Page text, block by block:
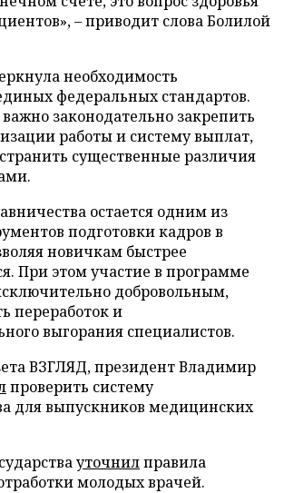
– приводит слова Болилой
необходимость
федеральных стандартов.
законодательно закрепить
работы и систему выплат,
существенные различия
остается одним из
подготовки кадров в
новичкам быстрее
При этом участие в программе
добровольным,
переработок и
выгорания специалистов.
ВЗГЛЯД, президент Владимир
проверить систему
для выпускников медицинских
уточнилправила
молодых врачей.